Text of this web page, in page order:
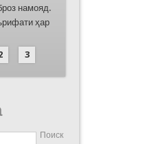
3
Поиск